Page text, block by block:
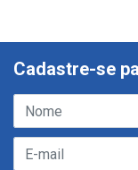
Cadastre-se